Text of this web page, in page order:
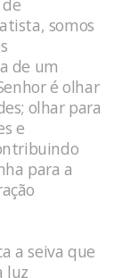
somos
de um
é olhar
olhar para
e
para a
a seiva que
luz